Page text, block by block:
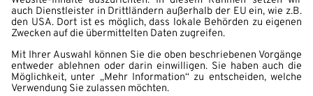
Impressum
Datenschutz